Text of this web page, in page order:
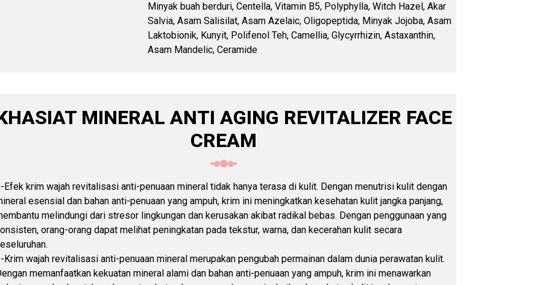
Minyak buah berduri, Centella, Vitamin B5, Polyphylla, Witch Hazel, Akar
Salvia, Asam Salisilat, Asam Azelaic, Oligopeptida, Minyak Jojoba, Asam
Laktobionik, Kunyit, Polifenol Teh, Camellia, Glycyrrhizin, Astaxanthin,
Asam Mandelic, Ceramide
MINERAL ANTI AGING REVITALIZER FACE
CREAM
Efek krim wajah revitalisasi anti-penuaan mineral tidak hanya terasa di kulit. Dengan menutrisi kulit dengan
esensial dan bahan anti-penuaan yang ampuh, krim ini meningkatkan kesehatan kulit jangka panjang,
melindungi dari stresor lingkungan dan kerusakan akibat radikal bebas. Dengan penggunaan yang
orang-orang dapat melihat peningkatan pada tekstur, warna, dan kecerahan kulit secara
Krim wajah revitalisasi anti-penuaan mineral merupakan pengubah permainan dalam dunia perawatan kulit.
memanfaatkan kekuatan mineral alami dan bahan anti-penuaan yang ampuh, krim ini menawarkan